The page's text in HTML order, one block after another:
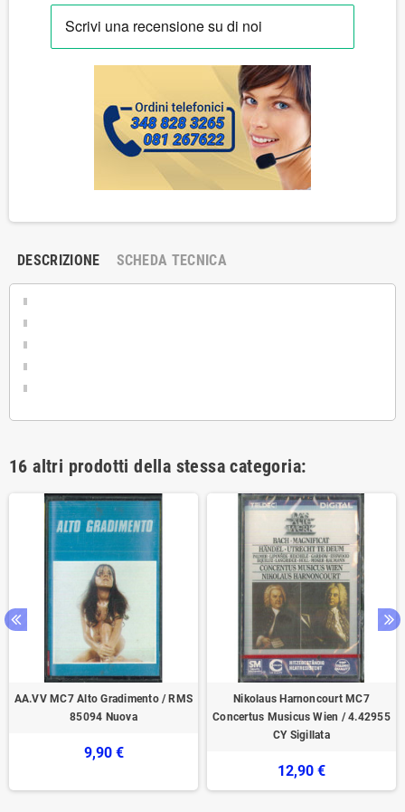
DESCRIZIONE SCHEDA TECNICA
16 altri prodotti della stessa categoria:
AA.VV MC7 Alto Gradimento / RMS
85094 Nuova
9,90 €
Nikolaus Harnoncourt MC7
Concertus Musicus Wien / 4.42955
CY Sigillata
12,90 €